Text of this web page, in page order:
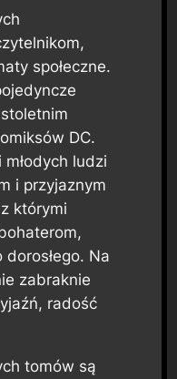
społeczne.
DC.
ludzi
i przyjaznym
którymi
dorosłego. Na
zabraknie
radość
tomów są